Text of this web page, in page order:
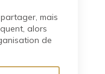
mais
alors
de